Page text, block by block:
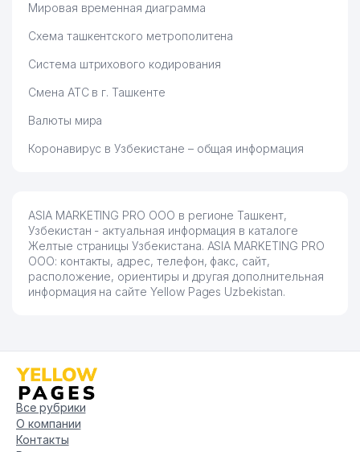
Мировая временная диаграмма
Схема ташкентского метрополитена
Система штрихового кодирования
Смена АТС в г. Ташкенте
Валюты мира
Коронавирус в Узбекистане – общая информация
ASIA MARKETING PRO ООО в регионе Ташкент,
Узбекистан - актуальная информация в каталоге
Желтые страницы Узбекистана. ASIA MARKETING PRO
ООО: контакты, адрес, телефон, факс, сайт,
расположение, ориентиры и другая дополнительная
информация на сайте Yellow Pages Uzbekistan.
Все рубрики
О компании
Контакты